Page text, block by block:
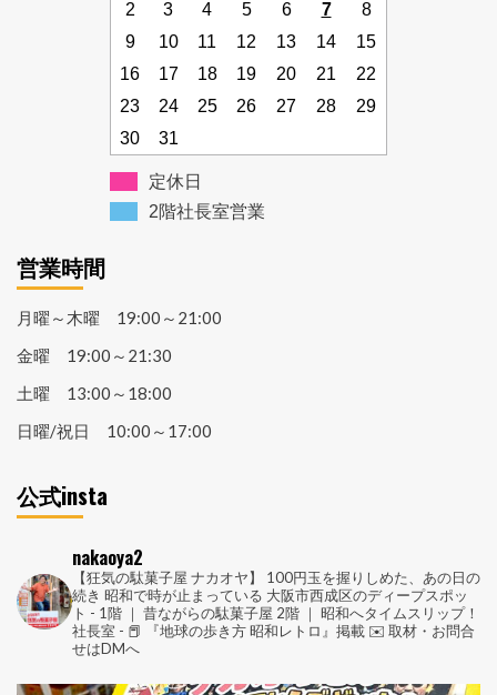
2 3 4 5 6 7
8
9
10 11 12 13 14
15
16
17 18 19 20 21
22
23
24 25 26 27 28
29
30
31
定休日
2階社長室営業
営業時間
月曜～木曜 19:00～21:00
金曜 19:00～21:30
土曜 13:00～18:00
日曜/祝日 10:00～17:00
公式insta
nakaoya2
【狂気の駄菓子屋 ナカオヤ】
100円玉を握りしめた、あの日の
続き 昭和で時が止まっている 大阪市西成区のディープスポッ
ト - 1階 ｜ 昔ながらの駄菓子屋 2階 ｜ 昭和へタイムスリップ！
社長室 - 📕 『地球の歩き方 昭和レトロ』掲載 ✉️ 取材・お問合
せはDMへ